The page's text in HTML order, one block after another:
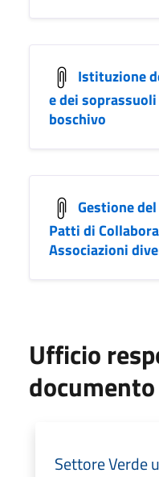
Istituzione
e dei
boschivo
Gestione
Patti di
Associazioni
Ufficio
documento
Settore Verde